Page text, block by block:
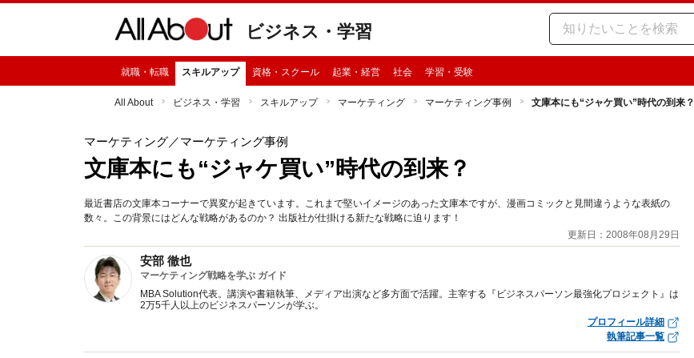
ビジネス・学習
就職・転職 スキルアップ 資格・スクール 起業・経営 社会 学習・受験
All About ビジネス・学習 スキルアップ マーケティング マーケティング事例 文庫本にも“ジャケ買い”時代の到来？
マーケティング／マーケティング事例
文庫本にも“ジャケ買い”時代の到来？
最近書店の文庫本コーナーで異変が起きています。これまで堅いイメージのあった文庫本ですが、漫画コミックと見間違うような表紙の
数々。この背景にはどんな戦略があるのか？ 出版社が仕掛ける新たな戦略に迫ります！
更新日：2008年08月29日
安部 徹也
マーケティング戦略を学ぶ ガイド
MBA Solution代表。講演や書籍執筆、メディア出演など多方面で活躍。主宰する『ビジネスパーソン最強化プロジェクト』は
2万5千人以上のビジネスパーソンが学ぶ。
プロフィール詳細
執筆記事一覧